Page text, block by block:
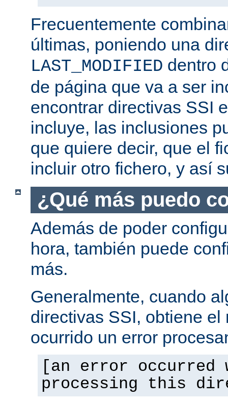
Frecuentemente
últimas, poniendo una
LAST_MODIFIED dentro
de página que va a ser
encontrar directivas SSI
incluye, las inclusiones
que quiere decir, que el
incluir otro fichero, y así
¿Qué más puedo
Además de poder
hora, también puede
más.
Generalmente, cuando
directivas SSI, obtiene el
ocurrido un error
[an error occurred
processing this